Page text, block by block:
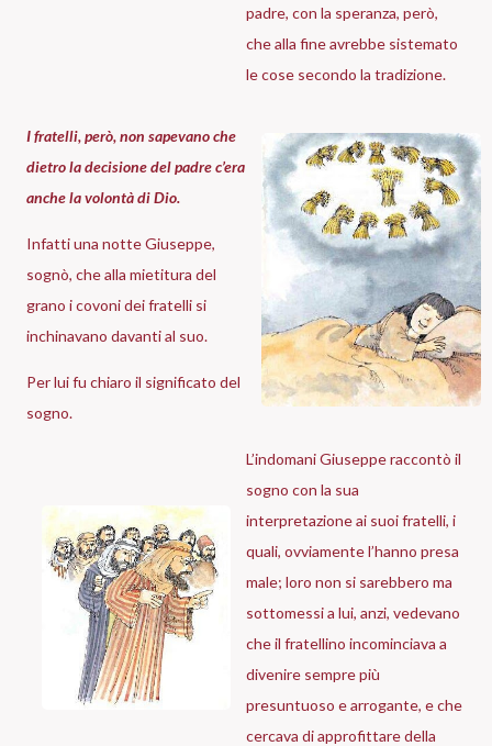
padre, con la speranza, però,
che alla fine avrebbe sistemato
le cose secondo la tradizione.
I fratelli, però, non sapevano che
dietro la decisione del padre c’era
anche la volontà di Dio.
Infatti una notte Giuseppe,
sognò, che alla mietitura del
grano i covoni dei fratelli si
inchinavano davanti al suo.
Per lui fu chiaro il significato del
sogno.
L’indomani Giuseppe raccontò il
sogno con la sua
interpretazione ai suoi fratelli, i
quali, ovviamente l’hanno presa
male; loro non si sarebbero ma
sottomessi a lui, anzi, vedevano
che il fratellino incominciava a
divenire sempre più
presuntuoso e arrogante, e che
cercava di approfittare della